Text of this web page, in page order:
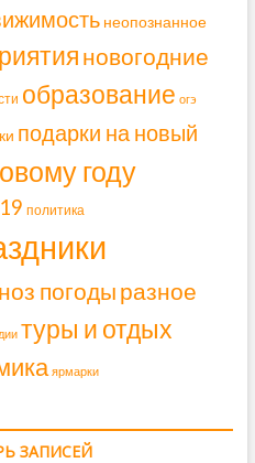
неопознанное
новогодние
образование огэ
подарки на новый
году
политика
погоды разное
туры и отдых
ярмарки
ЗАПИСЕЙ